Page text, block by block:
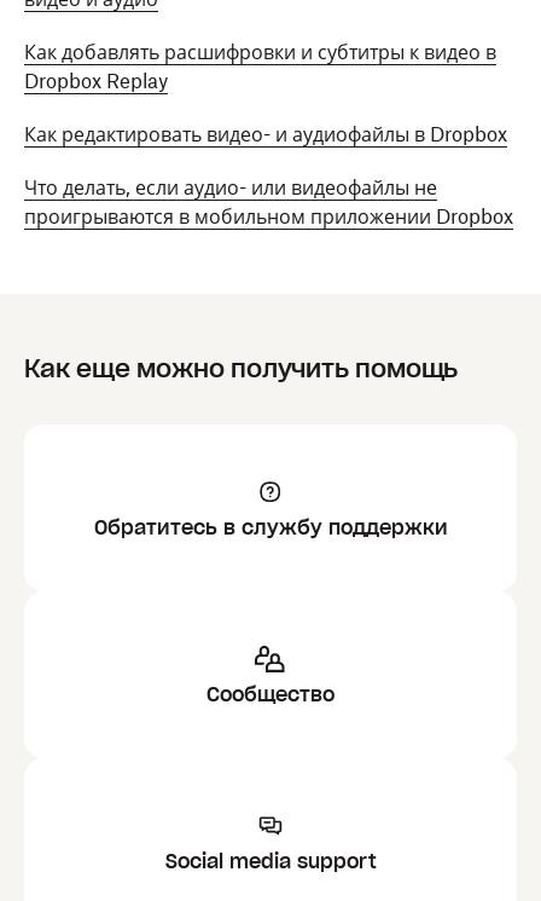
должно находиться в той же сети, что и
устройство, на которое вы хотите
выполнить трансляцию.
Узнайте, что делать, если аудио- или видеофайлы
не воспроизводятся в мобильном приложении
Dropbox.
Как добавлять расшифровки и субтитры к видео в
Dropbox Replay
Как редактировать видео- и аудиофайлы в Dropbox
Что делать, если аудио- или видеофайлы не
проигрываются в мобильном приложении Dropbox
Как еще можно получить помощь
Обратитесь в службу поддержки
Сообщество
Social media support